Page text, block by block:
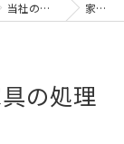
当社の特徴 家具
の処理